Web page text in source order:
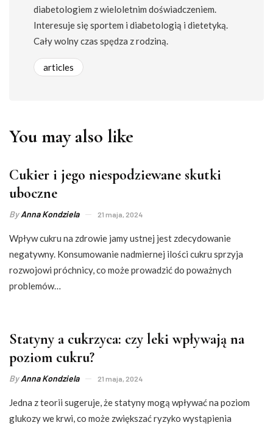
diabetologiem z wieloletnim doświadczeniem.
Interesuje się sportem i diabetologią i dietetyką.
Cały wolny czas spędza z rodziną.
articles
You may also like
Cukier i jego niespodziewane skutki
uboczne
ByAnna Kondziela 21 maja, 2024
Wpływ cukru na zdrowie jamy ustnej jest zdecydowanie
negatywny. Konsumowanie nadmiernej ilości cukru sprzyja
rozwojowi próchnicy, co może prowadzić do poważnych
problemów…
Statyny a cukrzyca: czy leki wpływają na
poziom cukru?
ByAnna Kondziela 21 maja, 2024
Jedna z teorii sugeruje, że statyny mogą wpływać na poziom
glukozy we krwi, co może zwiększać ryzyko wystąpienia